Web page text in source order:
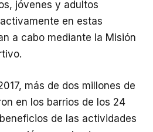
jóvenes y adultos
en estas
a cabo mediante la Misión
más de dos millones de
en los barrios de los 24
de las actividades